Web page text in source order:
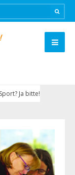
Ja bitte!